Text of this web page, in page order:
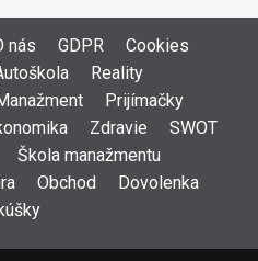
nás GDPR
Cookies
Reality
Prijímačky
Zdravie
SWOT
Škola manažmentu
Obchod
Dovolenka